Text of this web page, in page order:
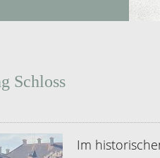
Schloss
Im